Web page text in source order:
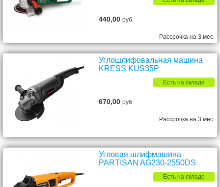
440,00руб.
Рассрочка на 3 мес.
Углошлифовальная машина
KRESS KUS35P
Есть на складе
670,00руб.
Рассрочка на 3 мес.
Угловая шлифмашина
PARTISAN AG230-2550DS
Есть на складе